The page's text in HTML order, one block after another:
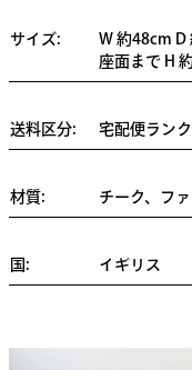
サイズ:
W 約48cm D
座面まで H
送料区分: 宅配便ラン
材質: チーク、フ
国: イギリス